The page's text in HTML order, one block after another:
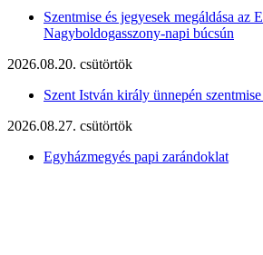
Szentmise és jegyesek megáldása az
Nagyboldogasszony-napi búcsún
2026.08.20. csütörtök
Szent István király ünnepén
2026.08.27. csütörtök
Egyházmegyés papi zarándoklat